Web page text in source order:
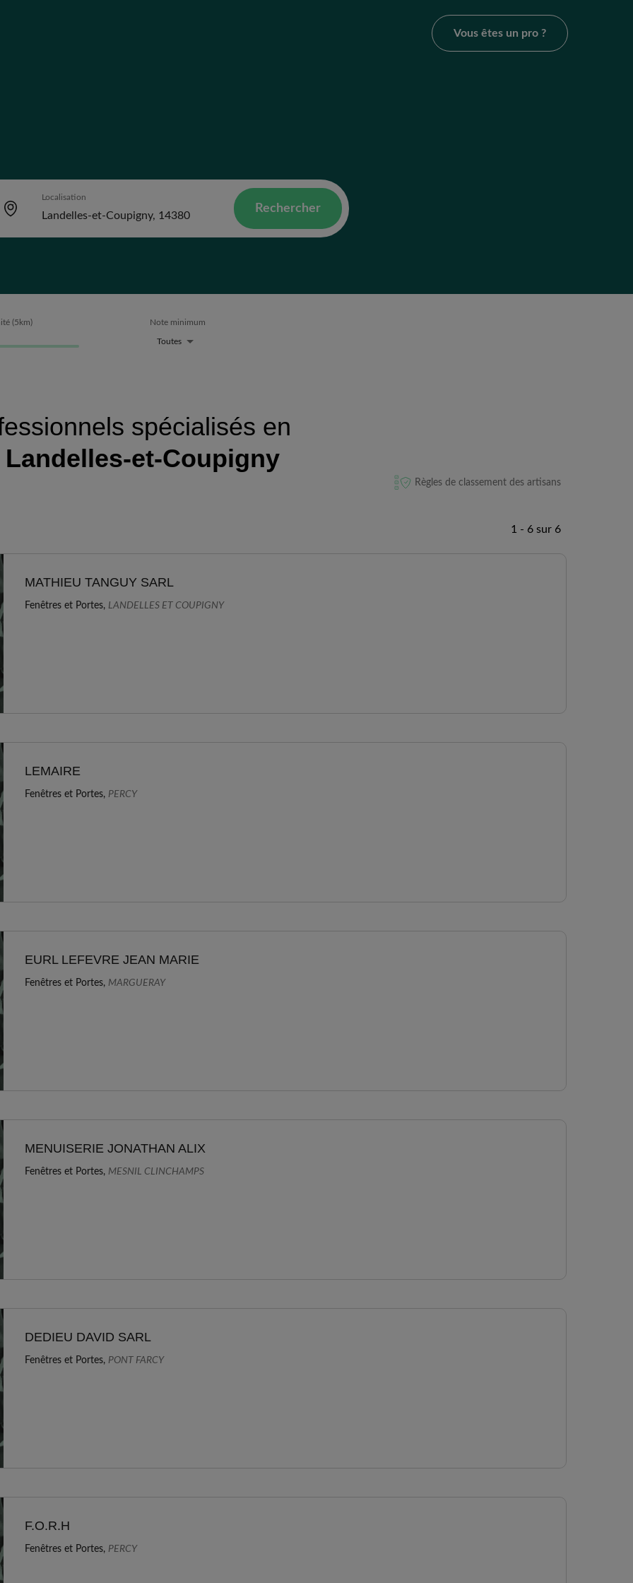
Vous êtes un pro ?
Localisation
Rechercher
(5 km) Note minimum
Toutes
spécialisés en
Landelles-et-Coupigny
Règles de classement des artisans
1 - 6 sur 6
MATHIEU TANGUY SARL
Fenêtres et Portes, LANDELLES ET COUPIGNY
LEMAIRE
Fenêtres et Portes, PERCY
EURL LEFEVRE JEAN MARIE
Fenêtres et Portes, MARGUERAY
MENUISERIE JONATHAN ALIX
Fenêtres et Portes, MESNIL CLINCHAMPS
DEDIEU DAVID SARL
Fenêtres et Portes, PONT FARCY
F.O.R.H
Fenêtres et Portes, PERCY